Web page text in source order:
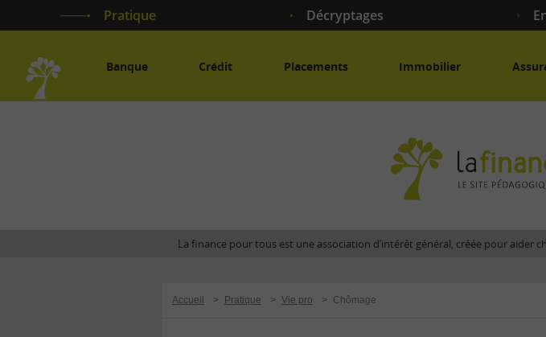
Pratique Décryptages
Banque Crédit Placements Immobilier
La finance pour tous est une association d’intérêt général, créée pour aider
Accueil > Pratique > Vie pro > Chômage